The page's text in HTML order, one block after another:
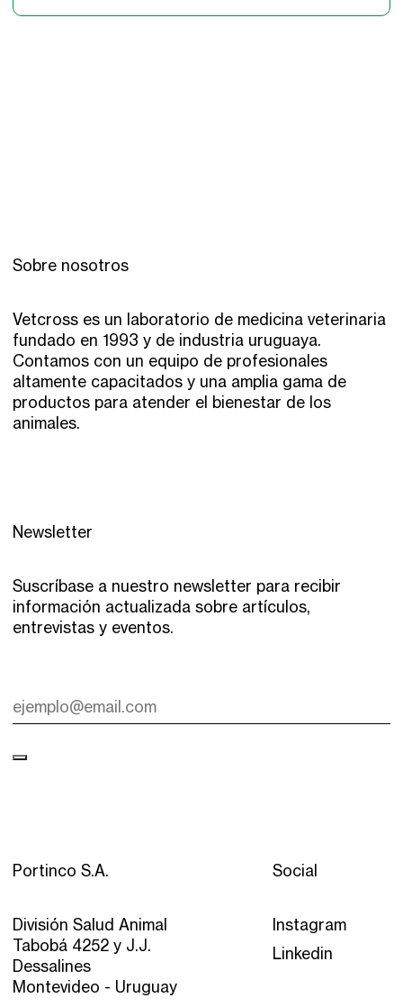
Sobre nosotros
Vetcross es un laboratorio de medicina veterinaria
fundado en 1993 y de industria uruguaya.
Contamos con un equipo de profesionales
altamente capacitados y una amplia gama de
productos para atender el bienestar de los
animales.
Newsletter
Suscríbase a nuestro newsletter para recibir
información actualizada sobre artículos,
entrevistas y eventos.
Portinco S.A.
División Salud Animal
Tabobá 4252 y J.J.
Dessalines
Montevideo - Uruguay
Social
Instagram
Linkedin